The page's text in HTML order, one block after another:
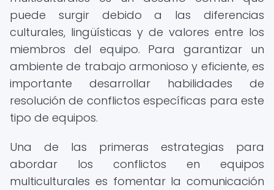
puede surgir debido a las diferencias
culturales, lingüísticas y de valores entre los
miembros del equipo. Para garantizar un
ambiente de trabajo armonioso y eficiente, es
importante desarrollar habilidades de
resolución de conflictos específicas para este
tipo de equipos.
Una de las primeras estrategias para
abordar los conflictos en equipos
multiculturales es fomentar la comunicación